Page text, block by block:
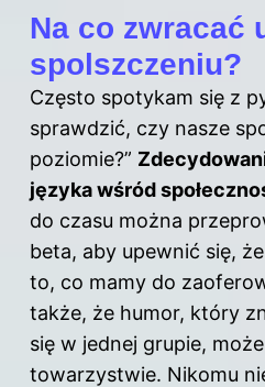
Na co zwracać
spolszczeniu?
Często spotykam się z
sprawdzić, czy nasze
poziomie?”
języka wśród
do czasu można
beta, aby upewnić się,
to, co mamy do
także, że humor, który
się w jednej grupie,
towarzystwie. Nikomu